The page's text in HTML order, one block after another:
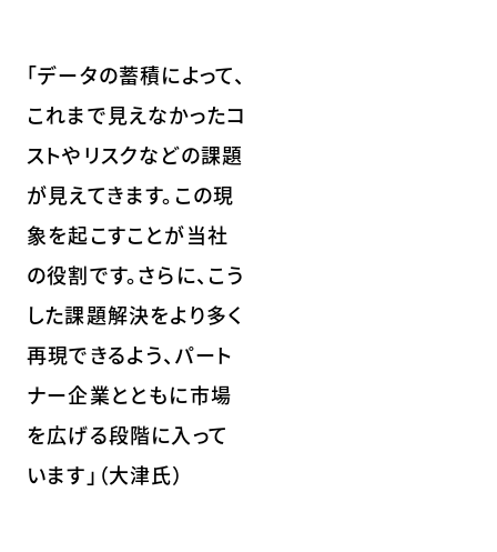
「データの蓄積によって、
これまで見えなかったコ
ストやリスクなどの課題
が見えてきます。この現
象を起こすことが当社
の役割です。さらに、こう
した課題解決をより多く
再現できるよう、パート
ナー企業とともに市場
を広げる段階に入って
います」（大津氏）